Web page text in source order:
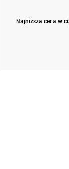
Najniższa cena w